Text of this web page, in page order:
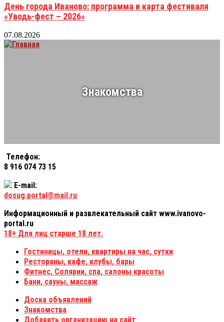
День города Иваново: программа и карта фестиваля
«Уводь-фест – 2026»
07.08.2026
Знакомства
Телефон:
8 916 074 73 15
E-mail:
dosug.portal@mail.ru
Информационный и развлекательный сайт www.ivanovo-
portal.ru
18+ Для лиц старше 18 лет.
Гостиницы, отели, квартиры на час, сутки
Рестораны, кафе, клубы, бары
Фитнес, Солярии, спа, салоны красоты
Бани, сауны, массаж
Доска объявлений
Знакомства
Добавить организацию на сайт